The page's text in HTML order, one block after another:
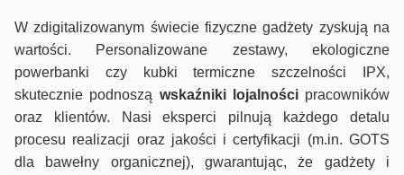
W zdigitalizowanym świecie fizyczne gadżety zyskują na
wartości. Personalizowane zestawy, ekologiczne
powerbanki czy kubki termiczne szczelności IPX,
skutecznie podnoszą wskaźniki lojalnościpracowników
oraz klientów. Nasi eksperci pilnują każdego detalu
procesu realizacji oraz jakości i certyfikacji (m.in. GOTS
dla bawełny organicznej), gwarantując, że gadżety i